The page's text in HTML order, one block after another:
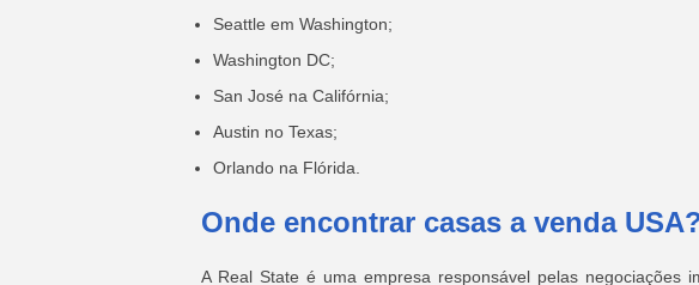
Seattle em Washington;
Washington DC;
San José na Califórnia;
Austin no Texas;
Orlando na Flórida.
Onde encontrar casas a venda
A Real State é uma empresa responsável pelas negociações